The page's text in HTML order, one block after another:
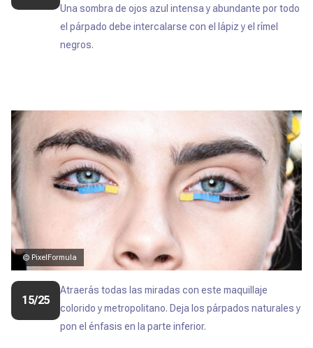
Una sombra de ojos azul intensa y abundante por todo
el párpado debe intercalarse con el lápiz y el rímel
negros.
© PixelFormula
15/25
Atraerás todas las miradas con este maquillaje
colorido y metropolitano. Deja los párpados naturales y
pon el énfasis en la parte inferior.